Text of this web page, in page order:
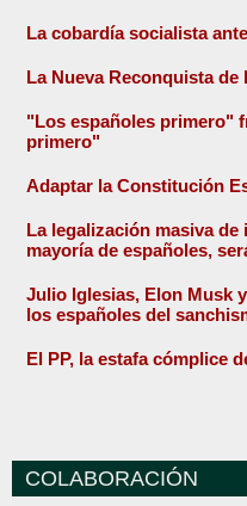
La cobardía socialista
La Nueva Reconquista de
"Los españoles primero"
primero"
Adaptar la Constitución
La legalización masiva
mayoría de españoles,
Julio Iglesias, Elon Musk
los españoles del
El PP, la estafa cómplice
COLABORACIÓN